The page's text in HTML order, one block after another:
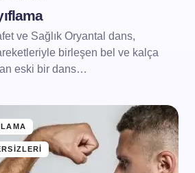
ve Sağlık Oryantal dans,
birleşen bel ve kalça
eski bir dans…